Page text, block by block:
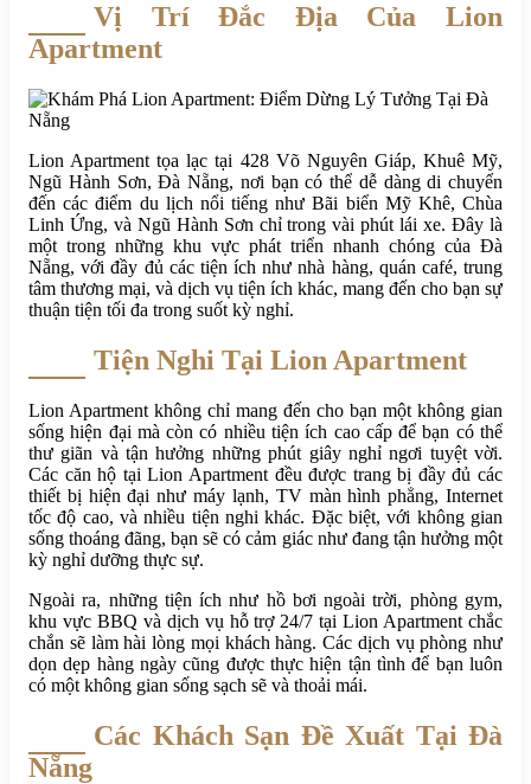
Vị Trí Đắc Địa Của Lion
Apartment
Lion Apartment tọa lạc tại 428 Võ Nguyên Giáp, Khuê Mỹ,
Ngũ Hành Sơn, Đà Nẵng, nơi bạn có thể dễ dàng di chuyển
đến các điểm du lịch nổi tiếng như Bãi biển Mỹ Khê, Chùa
Linh Ứng, và Ngũ Hành Sơn chỉ trong vài phút lái xe. Đây là
một trong những khu vực phát triển nhanh chóng của Đà
Nẵng, với đầy đủ các tiện ích như nhà hàng, quán café, trung
tâm thương mại, và dịch vụ tiện ích khác, mang đến cho bạn sự
thuận tiện tối đa trong suốt kỳ nghỉ.
Tiện Nghi Tại Lion Apartment
Lion Apartment không chỉ mang đến cho bạn một không gian
sống hiện đại mà còn có nhiều tiện ích cao cấp để bạn có thể
thư giãn và tận hưởng những phút giây nghỉ ngơi tuyệt vời.
Các căn hộ tại Lion Apartment đều được trang bị đầy đủ các
thiết bị hiện đại như máy lạnh, TV màn hình phẳng, Internet
tốc độ cao, và nhiều tiện nghi khác. Đặc biệt, với không gian
sống thoáng đãng, bạn sẽ có cảm giác như đang tận hưởng một
kỳ nghỉ dưỡng thực sự.
Ngoài ra, những tiện ích như hồ bơi ngoài trời, phòng gym,
khu vực BBQ và dịch vụ hỗ trợ 24/7 tại Lion Apartment chắc
chắn sẽ làm hài lòng mọi khách hàng. Các dịch vụ phòng như
dọn dẹp hàng ngày cũng được thực hiện tận tình để bạn luôn
có một không gian sống sạch sẽ và thoải mái.
Các Khách Sạn Đề Xuất Tại Đà
Nẵng